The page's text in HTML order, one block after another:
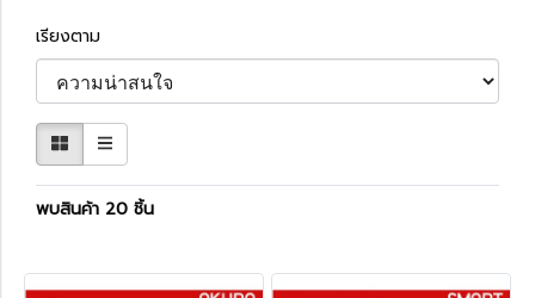
เรียงตาม
พบสินค้า 20 ชิ้น